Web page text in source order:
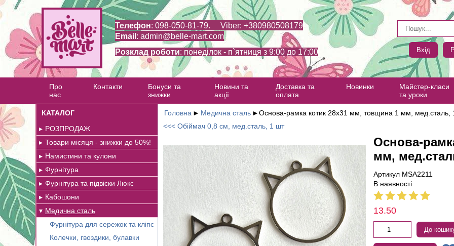
Телефон: 098-050-81-79. Viber: +380980508179
Email : admin@belle-mart.com
Розклад роботи: понеділок - п`ятниця з 9:00 до 17:00 Вхід
Про
нас
Контакти
Бонуси та
знижки
Новини та
акції
Доставка та
оплата
Новинки
Майстер-класи
та уроки
КАТАЛОГ
РОЗПРОДАЖ
Товари місяця - знижки до 50%!
Намистини та кулони
Фурнітура
Фурнітура та підвіски Люкс
Кабошони
Медична сталь
Фурнітура для сережок та кліпс
Колечки, гвоздики, булавки
Головна ► Медична сталь ►Основа-рамка котик 28х31 мм, товщина 1 мм, мед.сталь,
<<< Обіймач 0,8 см, мед.сталь, 1 шт
Основа-
мм,
Артикул MSA2211
В наявності
13.50
До